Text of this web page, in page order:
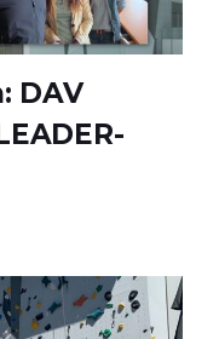
DAV